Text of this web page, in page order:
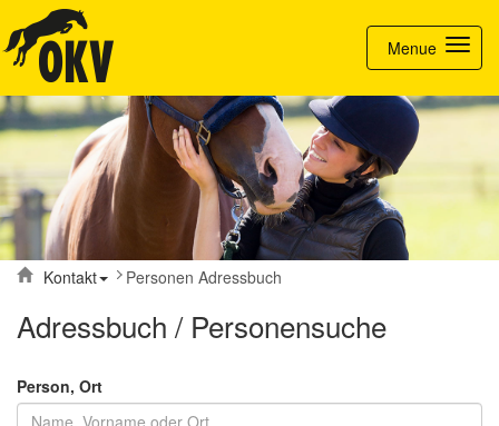
Toggle
Menue
Kontakt Personen Adressbuch
Adressbuch / Personensuche
Person, Ort